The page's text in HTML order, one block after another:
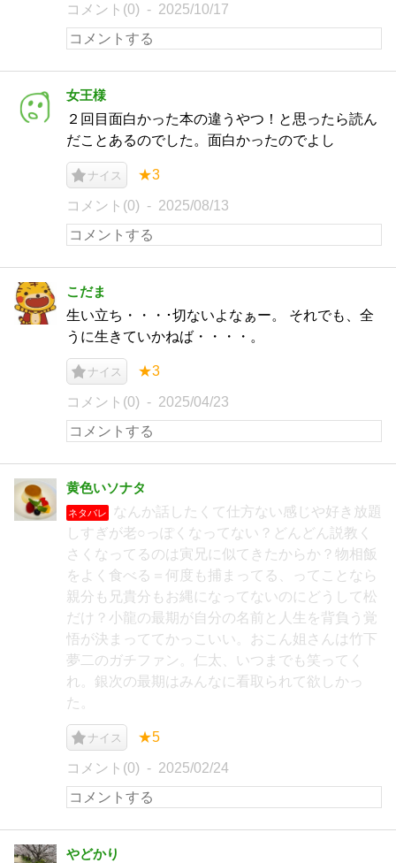
コメント(0) 2025/10/17
女王様
２回目面白かった本の違うやつ！と思ったら読ん
だことあるのでした。面白かったのでよし
ナイス ★3
コメント(0) 2025/08/13
こだま
生い立ち・・・･切ないよなぁー。 それでも、全
うに生きていかねば・・・・。
ナイス ★3
コメント(0) 2025/04/23
黄色いソナタ
ネタバレ
なんか話したくて仕方ない感じや好き放題
しすぎが老○っぽくなってない？どんどん説教く
さくなってるのは寅兄に似てきたからか？物相飯
をよく食べる＝何度も捕まってる、ってことなら
親分も兄貴分もお縄になってないのにどうして松
だけ？小龍の最期が自分の名前と人生を背負う覚
悟が決まっててかっこいい。おこん姐さんは竹下
夢二のガチファン。仁太、いつまでも笑ってく
れ。銀次の最期はみんなに看取られて欲しかっ
た。
ナイス ★5
コメント(0) 2025/02/24
やどかり